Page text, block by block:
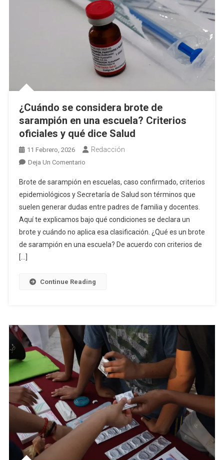
¿Cuándo se considera brote de
sarampión en una escuela? Criterios
oficiales y qué dice Salud
11 Febrero, 2026 Redacción
Deja Un ComentarioEn
Se
Considera
Brote
De
Sarampión
En
Salud
Brote de sarampión en escuelas, caso confirmado, criterios
epidemiológicos y Secretaría de Salud son términos que
suelen generar dudas entre padres de familia y docentes.
Aquí te explicamos bajo qué condiciones se declara un
brote y cuándo no aplica esa clasificación. ¿Qué es un brote
de sarampión en una escuela? De acuerdo con criterios de
[…]
Continue Reading